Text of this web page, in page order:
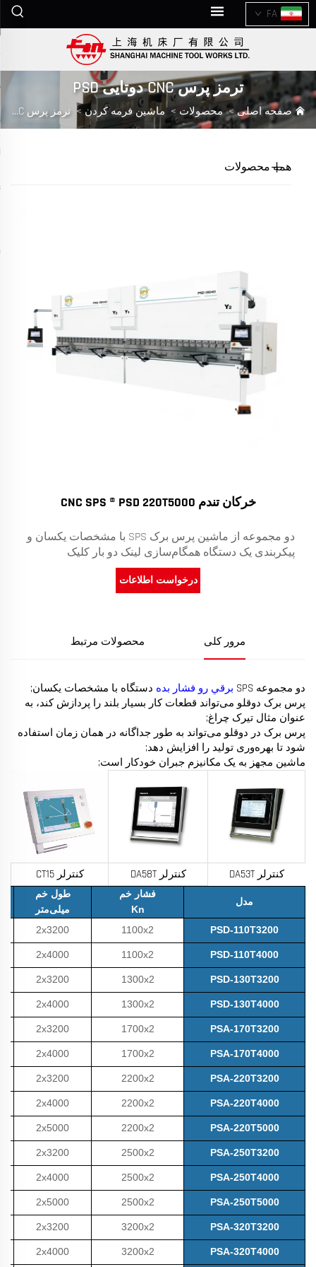
FA
ترمز پرس CNC دوتایی PSD
صفحه اصلی>محصولات >ماشین فرمه کردن> ترمز پرس CNC دوتایی PSD
همه محصولات
خرکان تندم CNC SPS ® PSD 220T5000
دو مجموعه از ماشین پرس برک SPS با مشخصات یکسان و
پیکربندی یک دستگاه همگام‌سازی لینک دو بار کلیک
درخواست اطلاعات
مرور کلی محصولات مرتبط
دو مجموعه SPS برقي رو فشار بده دستگاه با مشخصات یکسان;
پرس برک دوقلو می‌تواند قطعات کار بسیار بلند را پردازش کند، به
عنوان مثال تیرک چراغ;
پرس برک در دوقلو می‌تواند به طور جداگانه در همان زمان استفاده
شود تا بهره‌وری تولید را افزایش دهد;
ماشین مجهز به یک مکانیزم جبران خودکار است;
کنترلر DA53T کنترلر DA58T کنترلر CT15
مدل
فشار خم
Kn
طول خم
میلی‌متر
PSD-110T3200
1100x2
2x3200
PSD-110T4000
1100x2
2x4000
PSD-130T3200
1300x2
2x3200
PSD-130T4000
1300x2
2x4000
PSA-170T3200
1700x2
2x3200
PSA-170T4000
1700x2
2x4000
PSA-220T3200
2200x2
2x3200
PSA-220T4000
2200x2
2x4000
PSA-220T5000
2200x2
2x5000
PSA-250T3200
2500x2
2x3200
PSA-250T4000
2500x2
2x4000
PSA-250T5000
2500x2
2x5000
PSA-320T3200
3200x2
2x3200
PSA-320T4000
3200x2
2x4000